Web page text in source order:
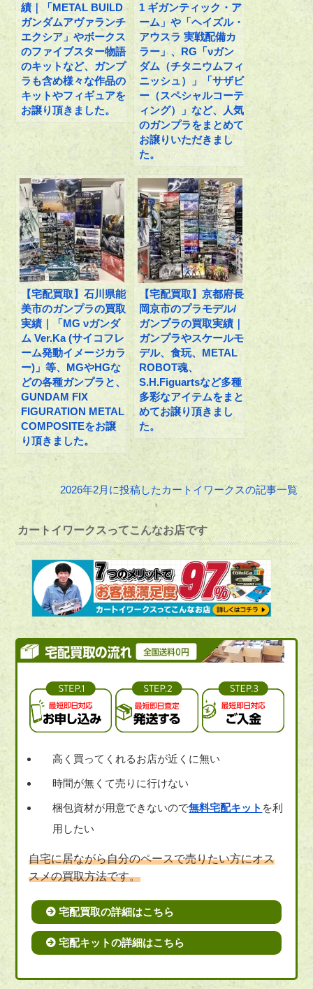
績｜「METAL BUILD
ガンダムアヴァランチ
エクシア」やボークス
のファイブスター物語
のキットなど、ガンプ
ラも含め様々な作品の
キットやフィギュアを
お譲り頂きました。
1 ギガンティック・ア
ーム」や「ヘイズル・
アウスラ 実戦配備カ
ラー」、RG「νガン
ダム（チタニウムフィ
ニッシュ）」「サザビ
ー（スペシャルコーテ
ィング）」など、人気
のガンプラをまとめて
お譲りいただきまし
た。
【宅配買取】石川県能
美市のガンプラの買取
実績｜「MG νガンダ
ム Ver.Ka (サイコフレ
ーム発動イメージカラ
ー)」等、MGやHGな
どの各種ガンプラと、
GUNDAM FIX
FIGURATION METAL
COMPOSITEをお譲
り頂きました。
【宅配買取】京都府長
岡京市のプラモデル/
ガンプラの買取実績｜
ガンプラやスケールモ
デル、食玩、METAL
ROBOT魂、
S.H.Figuartsなど多種
多彩なアイテムをまと
めてお譲り頂きまし
た。
2026年2月に投稿したカートイワークスの記事一覧
カートイワークスってこんなお店です
高く買ってくれるお店が近くに無い
時間が無くて売りに行けない
梱包資材が用意できないので無料宅配キット を利
用したい
自宅に居ながら自分のペースで売りたい方にオス
スメの買取方法です。
宅配買取の詳細はこちら
宅配キットの詳細はこちら